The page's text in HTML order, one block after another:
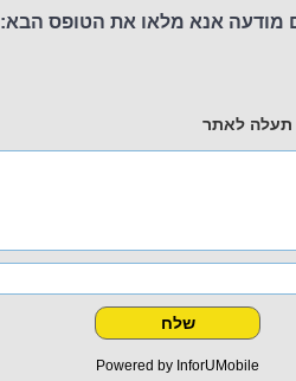
מודעה אנא מלאו את הטופס הבא:
תעלה לאתר
Powered by InforUMobile